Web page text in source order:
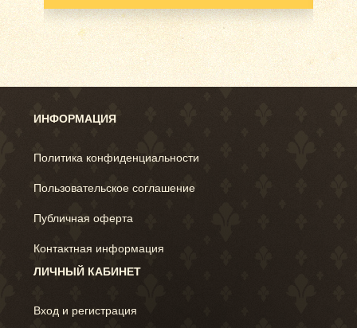
ИНФОРМАЦИЯ
Политика конфиденциальности
Пользовательское соглашение
Публичная оферта
Контактная информация
ЛИЧНЫЙ КАБИНЕТ
Вход и регистрация